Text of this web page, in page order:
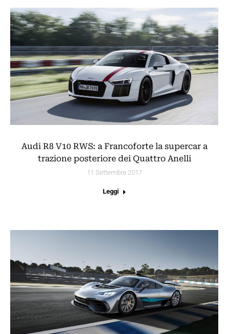
Audi R8 V10 RWS: a Francoforte la supercar a
trazione posteriore dei Quattro Anelli
11 Settembre 2017
Leggi